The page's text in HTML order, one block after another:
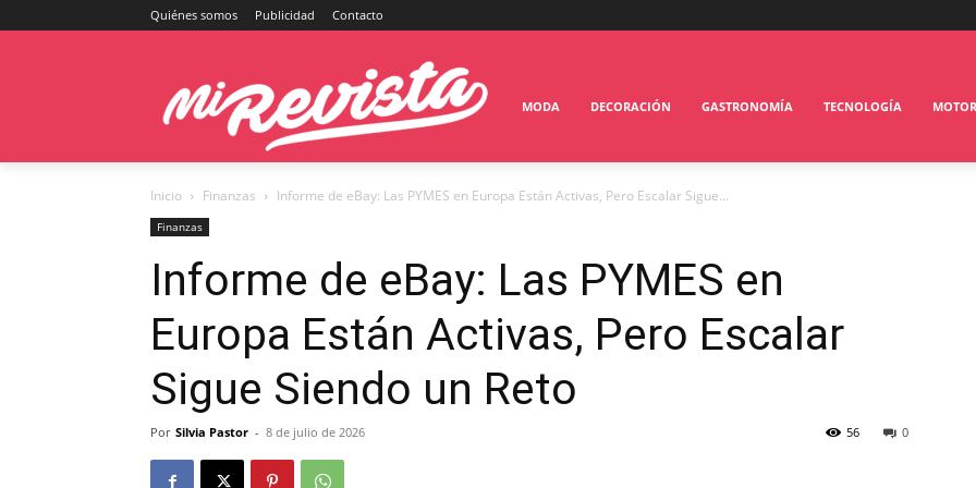
Quiénes somos Publicidad Contacto
MODA DECORACIÓN GASTRONOMÍA TECNOLOGÍA MOTOR
Inicio Finanzas Informe de eBay: Las PYMES en Europa Están Activas, Pero Escalar Sigue...
Finanzas
Informe de eBay: Las PYMES en
Europa Están Activas, Pero Escalar
Sigue Siendo un Reto
Por Silvia Pastor - 8 de julio de 2026 0
56